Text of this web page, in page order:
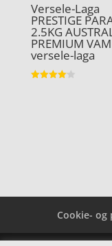
Versele-Laga
PRESTIGE
2.5KG
PREMIUM
versele-laga
Cookie-